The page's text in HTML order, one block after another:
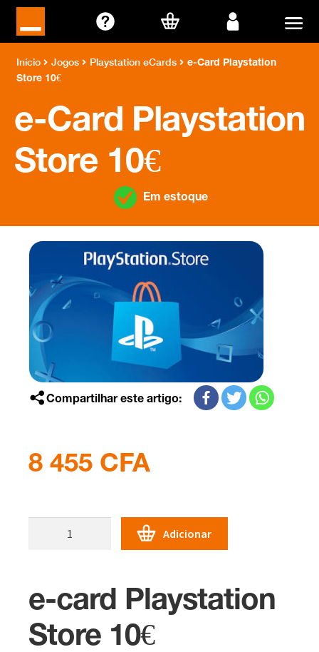
para
navegação
para
conteúdo
Início Jogos Playstation eCards
e-Card Playstation
Store 10€
e-Card Playstation
Store 10€
Em estoque
Compartilhar este artigo:
8 455 CFA
Playstation
Store
10€
Adicionar
e-card Playstation
Store 10€